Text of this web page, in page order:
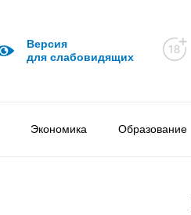
Версия
для слабовидящих
Экономика Образование